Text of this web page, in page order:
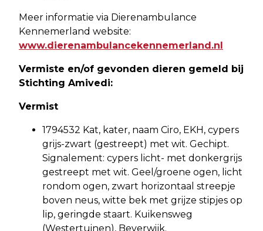
Meer informatie via Dierenambulance
Kennemerland website:
www.dierenambulancekennemerland.nl
Vermiste en/of gevonden dieren gemeld bij
Stichting Amivedi:
Vermist
1794532 Kat, kater, naam Ciro, EKH, cypers
grijs-zwart (gestreept) met wit. Gechipt.
Signalement: cypers licht- met donkergrijs
gestreept met wit. Geel/groene ogen, licht
rondom ogen, zwart horizontaal streepje
boven neus, witte bek met grijze stipjes op
lip, geringde staart. Kuikensweg
(Westertuinen), Beverwijk.